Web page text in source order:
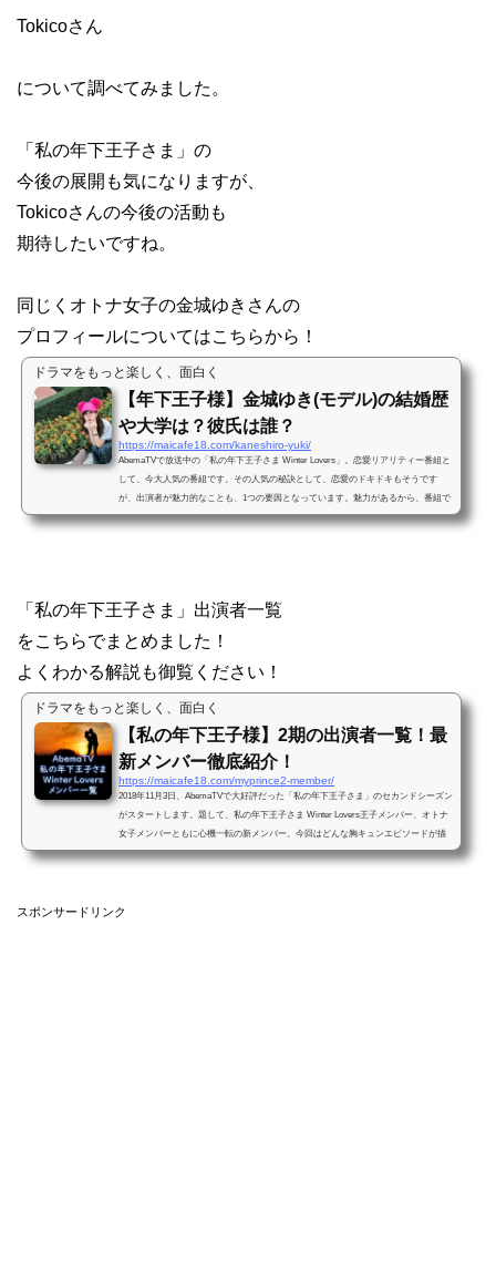
Tokicoさん
について調べてみました。
「私の年下王子さま」の
今後の展開も気になりますが、
Tokicoさんの今後の活動も
期待したいですね。
同じくオトナ女子の金城ゆきさんの
プロフィールについてはこちらから！
ドラマをもっと楽しく、面白く
【年下王子様】金城ゆき(モデル)の結婚歴
や大学は？彼氏は誰？
https://maicafe18.com/kaneshiro-yuki/
AbemaTVで放送中の「私の年下王子さま Winter Lovers」。恋愛リアリティー番組と
して、今大人気の番組です。その人気の秘訣として、恋愛のドキドキもそうです
が、出演者が魅力的なことも、1つの要因となっています。魅力があるから、番組で
はない、普段の素顔も気に...
「私の年下王子さま」出演者一覧
をこちらでまとめました！
よくわかる解説も御覧ください！
ドラマをもっと楽しく、面白く
【私の年下王子様】2期の出演者一覧！最
新メンバー徹底紹介！
https://maicafe18.com/myprince2-member/
2018年11月3日、AbemaTVで大好評だった「私の年下王子さま」のセカンドシーズン
がスタートします。題して、私の年下王子さま Winter Lovers王子メンバー、オトナ
女子メンバーともに心機一転の新メンバー。今回はどんな胸キュンエピソードが描
かれるのかとても楽しみ...
スポンサードリンク